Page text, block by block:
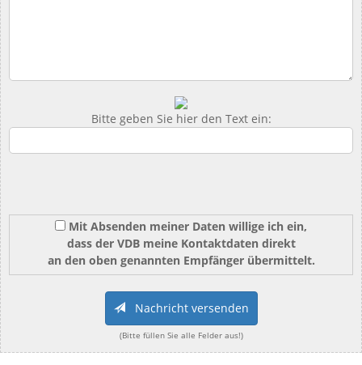
Bitte geben Sie hier den Text ein:
Mit Absenden meiner Daten willige ich ein,
dass der VDB meine Kontaktdaten direkt
an den oben genannten Empfänger übermittelt.
Nachricht versenden
(Bitte füllen Sie alle Felder aus!)